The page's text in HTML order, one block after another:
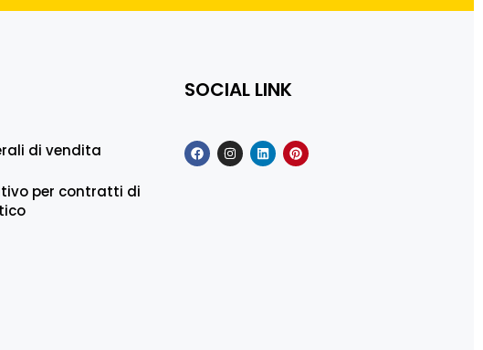
di vendita
per contratti di
SOCIAL LINK